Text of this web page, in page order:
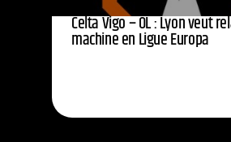
Celta Vigo – OL : Lyon veut
machine en Ligue Europa